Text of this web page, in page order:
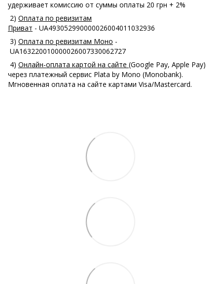
удерживает комиссию от суммы оплаты 20 грн + 2%
2) Оплата по ревизитам
Приват - UA493052990000026004011032936
3) Оплата по ревизитам Моно -
UA163220010000026007330062727
4) Онлайн-оплата картой на сайте (Google Pay, Apple Pay)
через платежный сервис Plata by Mono (Monobank).
Мгновенная оплата на сайте картами Visa/Mastercard.